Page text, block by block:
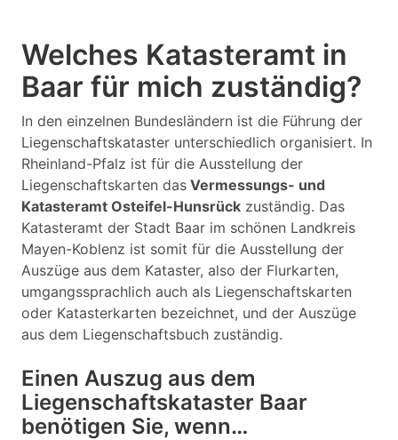
Welches Katasteramt in
Baar für mich zuständig?
In den einzelnen Bundesländern ist die Führung der
Liegenschaftskataster unterschiedlich organisiert. In
Rheinland-Pfalz ist für die Ausstellung der
Liegenschaftskarten das Vermessungs- und
Katasteramt Osteifel-Hunsrück zuständig. Das
Katasteramt der Stadt Baar im schönen Landkreis
Mayen-Koblenz ist somit für die Ausstellung der
Auszüge aus dem Kataster, also der Flurkarten,
umgangssprachlich auch als Liegenschaftskarten
oder Katasterkarten bezeichnet, und der Auszüge
aus dem Liegenschaftsbuch zuständig.
Einen Auszug aus dem
Liegenschaftskataster Baar
benötigen Sie, wenn…